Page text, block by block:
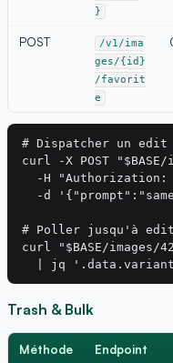
}
POST
/v1/ima
ges/{id}
/favorit
e
# Dispatcher un edit
curl -X POST
-H "Authorization:
-d
# Poller jusqu'à
curl "$BASE/images/
Trash & Bulk
Méthode Endpoint